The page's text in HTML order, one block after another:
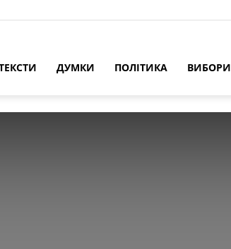
ДУМКИ ПОЛІТИКА ВИБОРИ